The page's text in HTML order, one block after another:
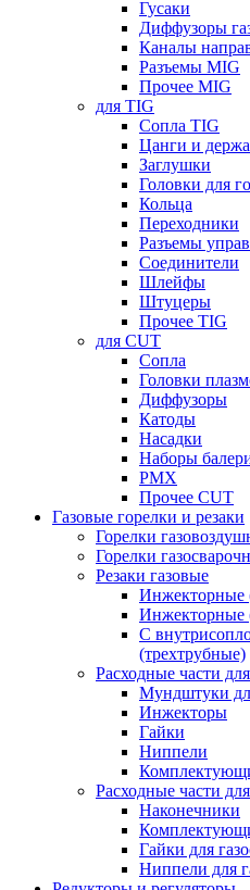
Гусаки
Диффузоры
Каналы
Разъемы MIG
Прочее MIG
для TIG
Сопла TIG
Цанги и
Заглушки
Головки для
Кольца
Переходники
Разъемы
Соединители
Шлейфы
Штуцеры
Прочее TIG
для CUT
Сопла
Головки
Диффузоры
Катоды
Насадки
Наборы
PMX
Прочее CUT
Газовые горелки и резаки
Горелки
Горелки
Резаки газовые
Инжекторные
Инжекторные
С
(трехтрубные)
Расходные части
Мундштуки
Инжекторы
Гайки
Ниппели
Расходные части
Наконечники
Гайки для
Ниппели для